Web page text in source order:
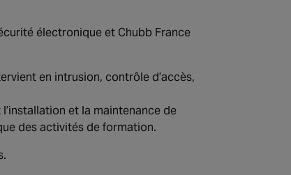
électronique et Chubb France
en intrusion, contrôle d’accès,
et la maintenance de
des activités de formation.